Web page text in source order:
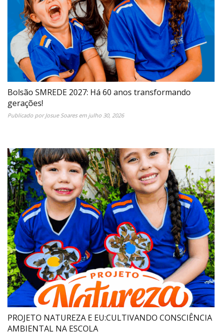
Bolsão SMREDE 2027: Há 60 anos transformando
gerações!
Publicado porJosue Soaresem julho 30, 2026
PROJETO NATUREZA E EU:CULTIVANDO CONSCIÊNCIA
AMBIENTAL NA ESCOLA